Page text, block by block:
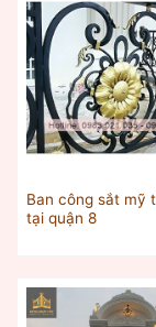
Ban công sắt mỹ
tại quận 8